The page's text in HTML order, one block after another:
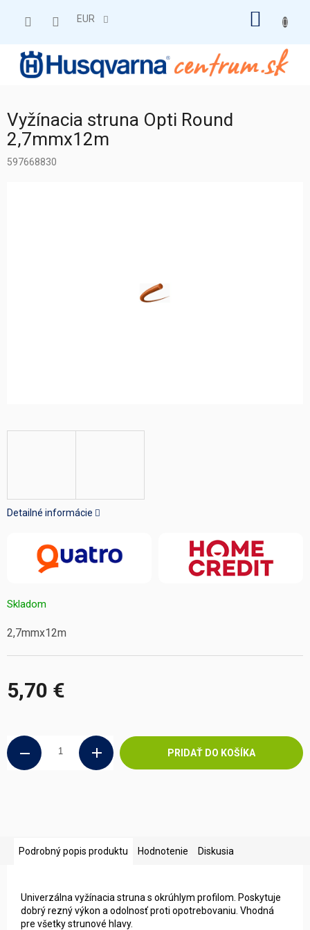
EUR
Vyžínacia struna Opti Round
2,7mmx12m
597668830
5,70 €
Skladom
PRIDAŤ DO KOŠÍKA
2,7mmx12m
Detailné informácie
Podrobný popis produktu Hodnotenie Diskusia
Univerzálna vyžínacia struna s okrúhlym profilom. Poskytuje
dobrý rezný výkon a odolnosť proti opotrebovaniu. Vhodná
pre všetky strunové hlavy.